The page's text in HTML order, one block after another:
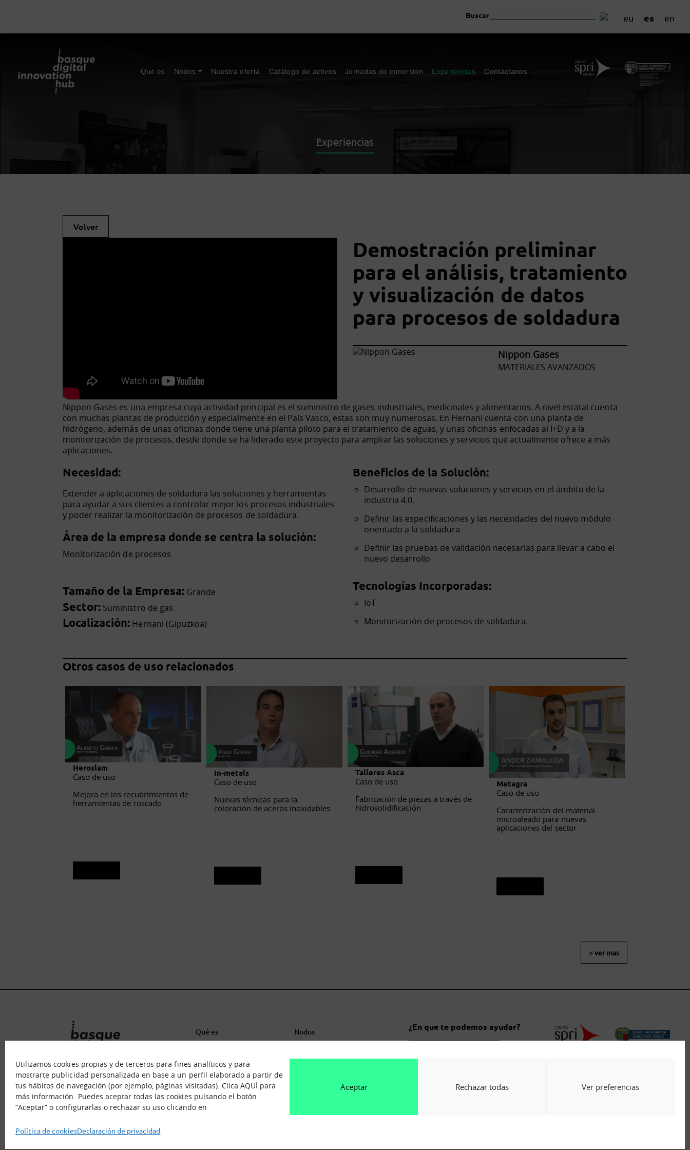
Utilizamos cookies propias y de terceros para fines analíticos y para
mostrarte publicidad personalizada en base a un perfil elaborado a partir de
tus hábitos de navegación (por ejemplo, páginas visitadas). Clica AQUÍ para
más información. Puedes aceptar todas las cookies pulsando el botón
“Aceptar” o configurarlas o rechazar su uso clicando en
Aceptar Rechazar todas Ver preferencias
Política de cookiesDeclaración de privacidad
eu es en
Buscar
Qué es Nodos Nuestra oferta Catálogo de activos Jornadas de inmersión Experiencias Contáctanos
Experiencias
Volver
Demostración preliminar
para el análisis, tratamiento
y visualización de datos
para procesos de soldadura
Nippon Gases
MATERIALES AVANZADOS
Nippon Gases es una empresa cuya actividad principal es el suministro de gases industriales, medicinales y alimentarios. A nivel estatal cuenta
con muchas plantas de producción y especialmente en el País Vasco, estas son muy numerosas. En Hernani cuenta con una planta de
hidrógeno, además de unas oficinas donde tiene una planta piloto para el tratamiento de aguas, y unas oficinas enfocadas al I+D y a la
monitorización de procesos, desde donde se ha liderado este proyecto para ampliar las soluciones y servicios que actualmente ofrece a más
aplicaciones.
Necesidad:
Extender a aplicaciones de soldadura las soluciones y herramientas
para ayudar a sus clientes a controlar mejor los procesos industriales
y poder realizar la monitorización de procesos de soldadura.
Área de la empresa donde se centra la solución:
Monitorización de procesos
Tamaño de la Empresa:Grande
Sector: Suministro de gas
Localización: Hernani (Gipuzkoa)
Beneficios de la Solución:
Desarrollo de nuevas soluciones y servicios en el ámbito de la
industria 4.0.
Definir las especificaciones y las necesidades del nuevo módulo
orientado a la soldadura
Definir las pruebas de validación necesarias para llevar a cabo el
nuevo desarrollo
Tecnologías Incorporadas:
IoT
Monitorización de procesos de soldadura.
Otros casos de uso relacionados
Heroslam
Caso de uso
Mejora en los recubrimientos de
herramientas de roscado
In-metals
Caso de uso
Nuevas técnicas para la
coloración de aceros inoxidables
Talleres Asca
Caso de uso
Fabricación de piezas a través de
hidrosolidificación
Metagra
Caso de uso
Caracterización del material
microaleado para nuevas
aplicaciones del sector
> ver mas
Qué es
Nodos
Jornadas de inmersión
Experiencias
Contáctanos
¿En que te podemos ayudar?